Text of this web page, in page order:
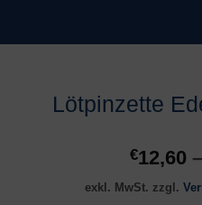
Lötpinzette
€12,60 –
exkl. MwSt. zzgl.